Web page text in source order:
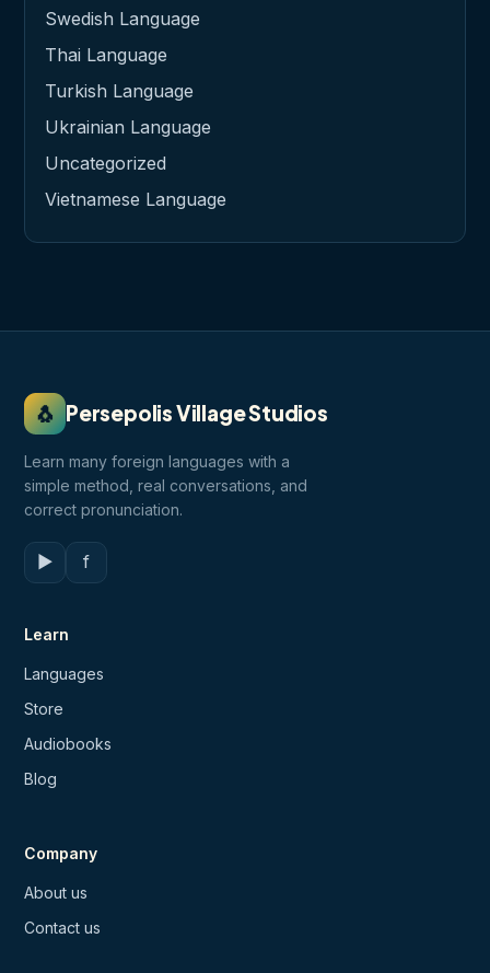
Swedish Language
Thai Language
Turkish Language
Ukrainian Language
Uncategorized
Vietnamese Language
🐧 Persepolis Village Studios
Learn many foreign languages with a
simple method, real conversations, and
correct pronunciation.
▶ f
Learn
Languages
Store
Audiobooks
Blog
Company
About us
Contact us